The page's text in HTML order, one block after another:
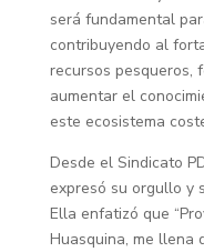
será fundamental
contribuyendo al
recursos pesqueros,
aumentar el
este ecosistema
Desde el Sindicato
expresó su orgullo y
Ella enfatizó que
Huasquina, me llena